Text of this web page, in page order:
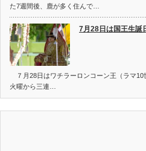
た7週間後、鹿が多く住んで…
7月28日は国王生誕
７月28日はワチラーロンコーン王（ラマ10
火曜から三連…